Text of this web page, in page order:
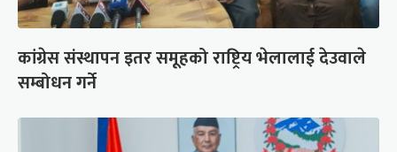
कांग्रेस संस्थापन इतर समूहको राष्ट्रिय भेलालाई देउवाले
सम्बोधन गर्ने